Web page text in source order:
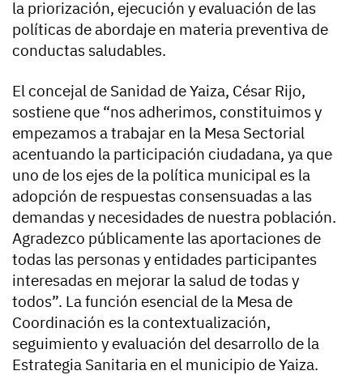
la priorización, ejecución y evaluación de las
políticas de abordaje en materia preventiva de
conductas saludables.
El concejal de Sanidad de Yaiza, César Rijo,
sostiene que “nos adherimos, constituimos y
empezamos a trabajar en la Mesa Sectorial
acentuando la participación ciudadana, ya que
uno de los ejes de la política municipal es la
adopción de respuestas consensuadas a las
demandas y necesidades de nuestra población.
Agradezco públicamente las aportaciones de
todas las personas y entidades participantes
interesadas en mejorar la salud de todas y
todos”. La función esencial de la Mesa de
Coordinación es la contextualización,
seguimiento y evaluación del desarrollo de la
Estrategia Sanitaria en el municipio de Yaiza.